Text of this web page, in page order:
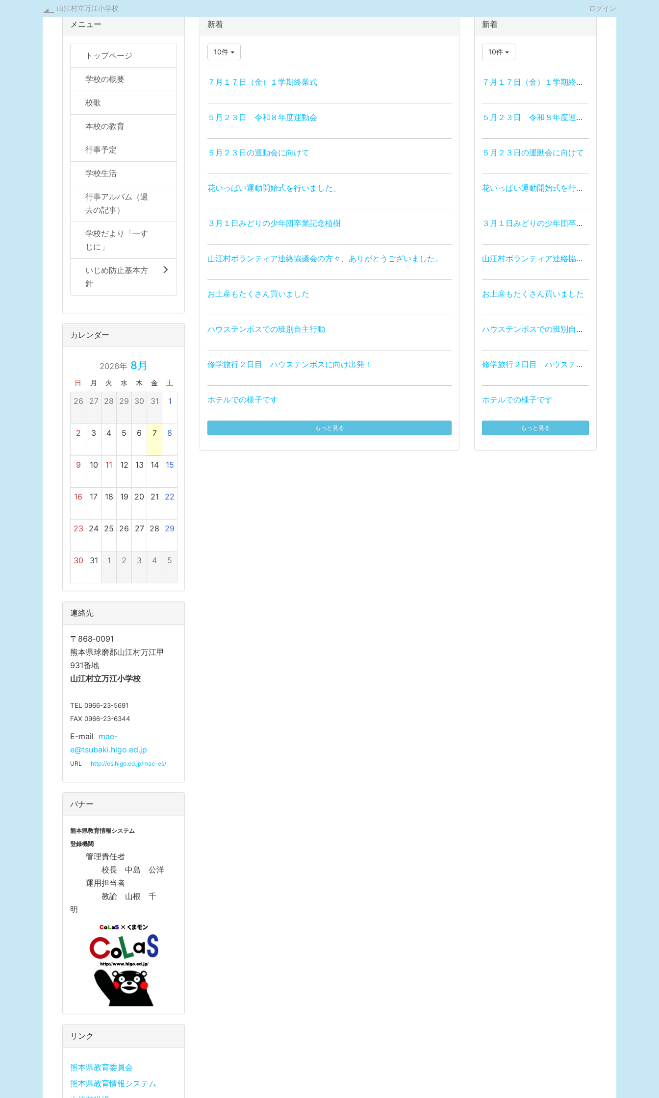
山江村立万江小学校 ログイン
新着
10件
７月１７日（金）１学期終業式
５月２３日 令和８年度運動会
５月２３日の運動会に向けて
花いっぱい運動開始式を行いました。
３月１日みどりの少年団卒業記念植樹
山江村ボランティア連絡協議会の方々、ありがとうございました。
お土産もたくさん買いました
ハウステンボスでの班別自主行動
修学旅行２日目 ハウステンボスに向け出発！
ホテルでの様子です
もっと見る
メニュー
トップページ
学校の概要
校歌
本校の教育
行事予定
学校生活
行事アルバム（過
去の記事）
学校だより「一す
じに」
いじめ防止基本方
針
カレンダー
2026年8月
日 月 火 水 木 金 土
26 27 28 29 30 31 1
2 3 4 5 6 7 8
9 10 11 12 13 14 15
16 17 18 19 20 21 22
23 24 25 26 27 28 29
30 31 1 2 3 4 5
連絡先
〒868‐0091
熊本県球磨郡山江村万江甲
931番地
山江村立万江小学校
TEL 0966-23-5691
FAX 0966-23-6344
E-mail mae-
e@tsubaki.higo.ed.jp
URL http://es.higo.ed.jp/mae-es/
バナー
熊本県教育情報システム
登録機関
管理責任者
校長 中島 公洋
運用担当者
教諭 山根 千
明
リンク
熊本県教育委員会
熊本県教育情報システム
新着
10件
７月１７日（金）１学期終業式
５月２３日 令和８年度運動会
５月２３日の運動会に向けて
花いっぱい運動開始式を行いました。
３月１日みどりの少年団卒業記念植樹
山江村ボランティア連絡協議会の方々、ありがとうございました。
お土産もたくさん買いました
ハウステンボスでの班別自主行動
修学旅行２日目 ハウステンボスに向け出発！
ホテルでの様子です
もっと見る